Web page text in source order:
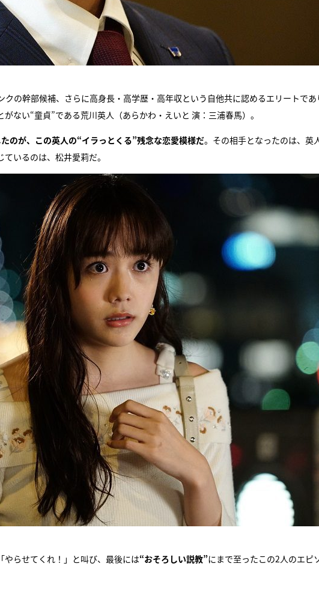
の幹部候補、さらに高身長・高学歴・高年収という自他共に認めるエリートで
ない“童貞”である荒川英人（あらかわ・えいと 演：三浦春馬）。
のが、この英人の“イラっとくる”残念な恋愛模様だ。その相手となったのは、英
いるのは、松井愛莉だ。
らせてくれ！」と叫び、最後には“おそろしい説教”にまで至ったこの2人のエピ